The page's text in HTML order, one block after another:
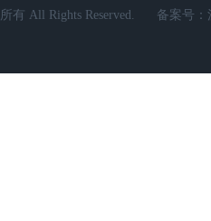
有 All Rights Reserved. 备案号：